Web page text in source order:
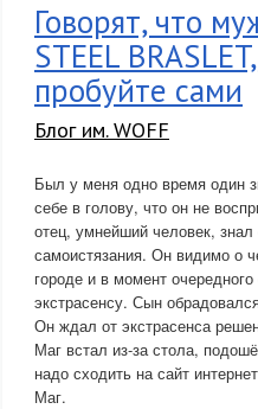
Говорят, что
STEEL
пробуйте сами
Блог им. WOFF
Был у меня одно время один
себе в голову, что он не
отец, умнейший человек,
самоистязания. Он видимо о
городе и в момент
экстрасенсу. Сын
Он ждал от экстрасенса
Маг встал из-за стола,
надо сходить на сайт
Маг.